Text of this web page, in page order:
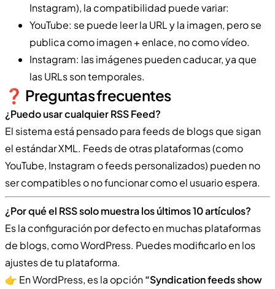
Instagram), la compatibilidad puede variar:
YouTube: se puede leer la URL y la imagen, pero se
publica como imagen + enlace, no como vídeo.
Instagram: las imágenes pueden caducar, ya que
las URLs son temporales.
​❓ Preguntas frecuentes
¿Puedo usar cualquier RSS Feed?
El sistema está pensado para feeds de blogs que sigan
el estándar XML. Feeds de otras plataformas (como
YouTube, Instagram o feeds personalizados) pueden no
ser compatibles o no funcionar como el usuario espera.
¿Por qué el RSS solo muestra los últimos 10 artículos?
Es la configuración por defecto en muchas plataformas
de blogs, como WordPress. Puedes modificarlo en los
ajustes de tu plataforma.
👉 En WordPress, es la opción“Syndication feeds show